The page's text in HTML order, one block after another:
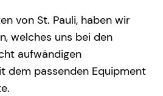
von St. Pauli, haben wir
welches uns bei den
aufwändigen
dem passenden Equipment